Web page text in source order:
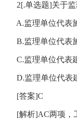
2[.单选题]关于监
A.监理单位代表施
B.监理单位代表施
C.监理单位代表建
D.监理单位代表
[答案]C
[解析]AC两项，工